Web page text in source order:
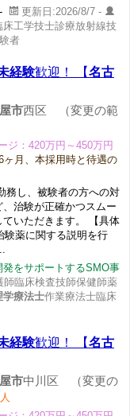
更新日:2026/8/7 -
工学技士診療放射線技
者
経験歓迎！ 【名古
市西区 （変更の範
ジ：420万円～450万円
月、本採用時と待遇の
務し、被験者の方への対
治験が正確かつスムー
いただきます。 【具体
験薬に関する説明を行
発をサポートするSMO事
師臨床検査技師保健師薬
学療法士作業療法士臨床
経験歓迎！ 【名古
市中川区 （変更の